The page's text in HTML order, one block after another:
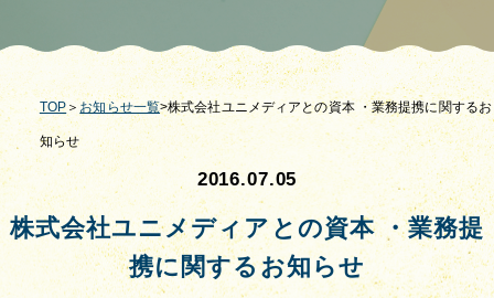
TOP ＞ お知らせ一覧>株式会社ユニメディアとの資本 ・業務提携に関するお
知らせ
2016.07.05
株式会社ユニメディアとの資本 ・業務提
携に関するお知らせ